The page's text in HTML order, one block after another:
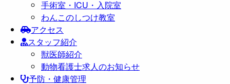
手術室・ICU・入院室
わんこのしつけ教室
アクセス
スタッフ紹介
獣医師紹介
動物看護士求人のお知らせ
予防・健康管理